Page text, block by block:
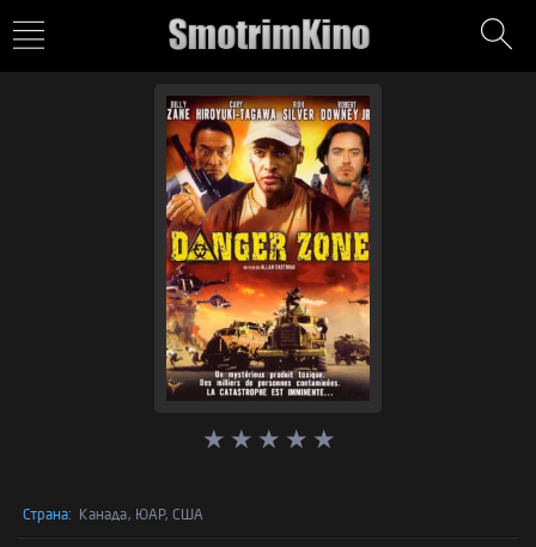
Страна: Канада, ЮАР, США